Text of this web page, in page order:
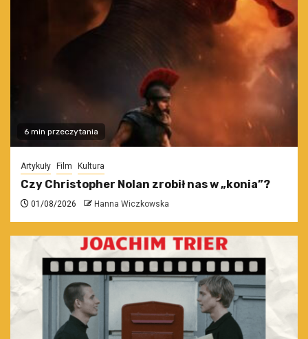
6 min przeczytania
Artykuły Film Kultura
Czy Christopher Nolan zrobił nas w „konia”?
01/08/2026 Hanna Wiczkowska